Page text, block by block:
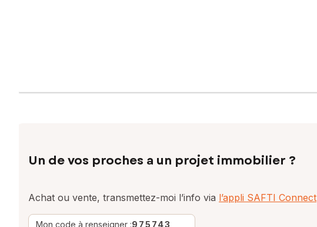
Un de vos proches a un projet immobilier ?
Achat ou vente, transmettez-moi l’info via l’appli SAFTI Connect
Mon code à renseigner :975743